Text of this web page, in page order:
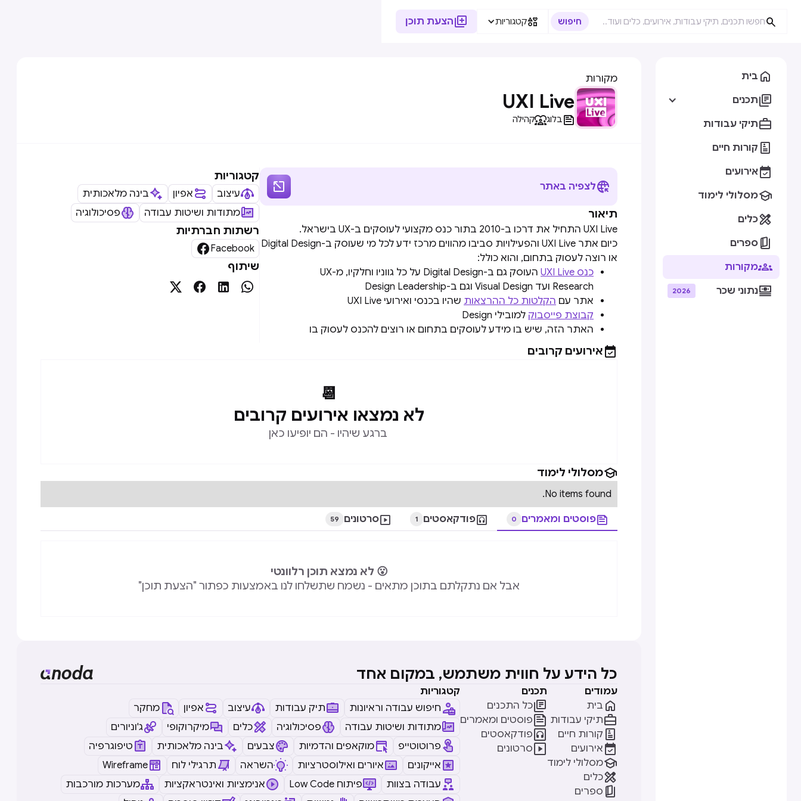

קטגוריות הצעת תוכן
 בית
תכנים
תיקי עבודות
 קורות חיים
אירועים
מסלולי לימוד
כלים
 ספרים
מקורות
נתוני שכר 2026
מקורות
UXI Live
בלוגקהילה
לצפיה באתר 
תיאור
UXI Live התחיל את דרכו ב-2010 בתור כנס מקצועי לעוסקים ב-UX בישראל.
כיום אתר UXI Live והפעילויות סביבו מהווים מרכז ידע לכל מי שעוסק ב-Digital Design
או רוצה לעסוק בתחום, והוא כולל:
כנס UXI Live
העוסק גם ב-Digital Design על כל גווניו וחלקיו, מ-UX
Research ועד Visual Design וגם ב-Design Leadership
אתר עם הקלטות כל ההרצאות שהיו בכנסי ואירועי UXI Live
קבוצת פייסבוק למובילי Design
האתר הזה, שיש בו מידע לעוסקים בתחום או רוצים להכנס לעסוק בו
קטגוריות
עיצוב אפיון
בינה מלאכותית
מתודות ושיטות עבודה
פסיכולוגיה
רשתות חברתיות
Facebook
שיתוף




אירועים קרובים
📆
לא נמצאו אירועים קרובים
ברגע שיהיו - הם יופיעו כאן
מסלולי לימוד
No items found.
פוסטים ומאמרים 0
פודקאסטים 1
סרטונים 59
😮 לא נמצא תוכן רלוונטי
אבל אם נתקלתם בתוכן מתאים - נשמח שתשלחו לנו באמצעות כפתור "הצעת תוכן"
כל הידע על חווית משתמש, במקום אחד
עמודים
בית 
תיקי עבודות
קורות חיים 
אירועים 
מסלולי לימוד
כלים
ספרים 
תכנים
כל התכנים
פוסטים ומאמרים
פודקאסטים
סרטונים
קטגוריות
חיפוש עבודה וראיונות
תיק עבודות עיצוב אפיון
מחקר
מתודות ושיטות עבודה
פסיכולוגיה כלים מיקרוקופי
ג'וניורים
פרוטוטייפ
מוקאפים והדמיות צבעים בינה מלאכותית
טיפוגרפיה
אייקונים
איורים ואילוסטרציות השראה תרגילי לוח
Wireframe
עבודה בצוות
Low Code פיתוח אנימציות ואינטראקציות
מערכות מורכבות